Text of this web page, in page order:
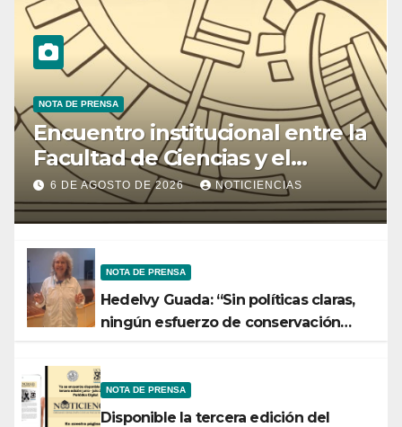
NOTA DE PRENSA
Encuentro institucional entre la
Facultad de Ciencias y el
Ministerio de Ciencia y
Tecnología
6 DE AGOSTO DE 2026 NOTICIENCIAS
NOTA DE PRENSA
Hedelvy Guada: “Sin políticas claras,
ningún esfuerzo de conservación
NOTA DE PRENSA
Disponible la tercera edición del